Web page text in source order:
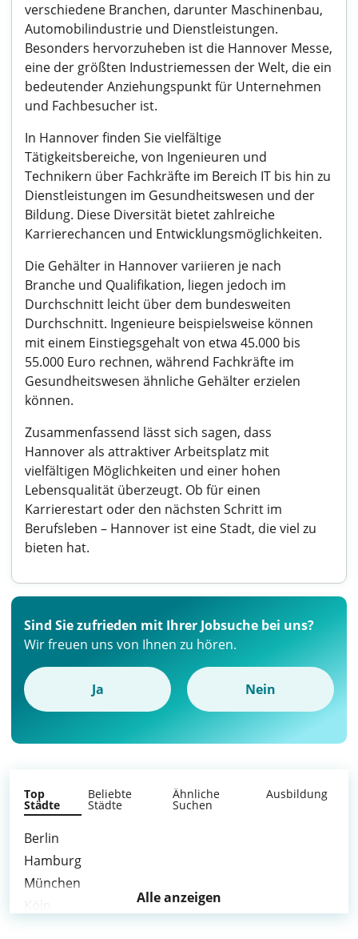
verschiedene Branchen, darunter Maschinenbau,
Automobilindustrie und Dienstleistungen.
Besonders hervorzuheben ist die Hannover Messe,
eine der größten Industriemessen der Welt, die ein
bedeutender Anziehungspunkt für Unternehmen
und Fachbesucher ist.
In Hannover finden Sie vielfältige
Tätigkeitsbereiche, von Ingenieuren und
Technikern über Fachkräfte im Bereich IT bis hin zu
Dienstleistungen im Gesundheitswesen und der
Bildung. Diese Diversität bietet zahlreiche
Karrierechancen und Entwicklungsmöglichkeiten.
Die Gehälter in Hannover variieren je nach
Branche und Qualifikation, liegen jedoch im
Durchschnitt leicht über dem bundesweiten
Durchschnitt. Ingenieure beispielsweise können
mit einem Einstiegsgehalt von etwa 45.000 bis
55.000 Euro rechnen, während Fachkräfte im
Gesundheitswesen ähnliche Gehälter erzielen
können.
Zusammenfassend lässt sich sagen, dass
Hannover als attraktiver Arbeitsplatz mit
vielfältigen Möglichkeiten und einer hohen
Lebensqualität überzeugt. Ob für einen
Karrierestart oder den nächsten Schritt im
Berufsleben – Hannover ist eine Stadt, die viel zu
bieten hat.
Sind Sie zufrieden mit Ihrer Jobsuche bei uns?
Wir freuen uns von Ihnen zu hören.
Ja Nein
Top
Städte
Beliebte
Städte
Ähnliche
Suchen
Ausbildung
Berlin
Hamburg
München
Alle anzeigen